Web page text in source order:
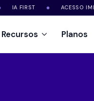
IA FIRST ACESSO
Recursos Planos